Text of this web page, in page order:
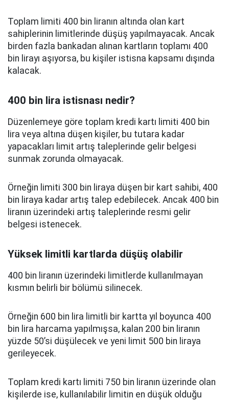
Toplam limiti 400 bin liranın altında olan kart
sahiplerinin limitlerinde düşüş yapılmayacak. Ancak
birden fazla bankadan alınan kartların toplamı 400
bin lirayı aşıyorsa, bu kişiler istisna kapsamı dışında
kalacak.
400 bin lira istisnası nedir?
Düzenlemeye göre toplam kredi kartı limiti 400 bin
lira veya altına düşen kişiler, bu tutara kadar
yapacakları limit artış taleplerinde gelir belgesi
sunmak zorunda olmayacak.
Örneğin limiti 300 bin liraya düşen bir kart sahibi, 400
bin liraya kadar artış talep edebilecek. Ancak 400 bin
liranın üzerindeki artış taleplerinde resmi gelir
belgesi istenecek.
Yüksek limitli kartlarda düşüş olabilir
400 bin liranın üzerindeki limitlerde kullanılmayan
kısmın belirli bir bölümü silinecek.
Örneğin 600 bin lira limitli bir kartta yıl boyunca 400
bin lira harcama yapılmışsa, kalan 200 bin liranın
yüzde 50’si düşülecek ve yeni limit 500 bin liraya
gerileyecek.
Toplam kredi kartı limiti 750 bin liranın üzerinde olan
kişilerde ise, kullanılabilir limitin en düşük olduğu